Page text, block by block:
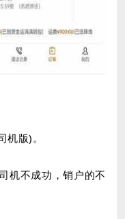
版)。
机不成功，销户的不